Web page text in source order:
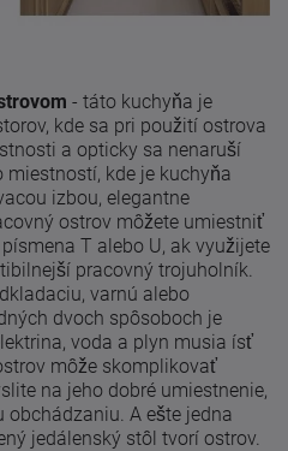
- táto kuchyňa je
kde sa pri použití ostrova
a opticky sa nenaruší
miestností, kde je kuchyňa
izbou, elegantne
ostrov môžete umiestniť
T alebo U, ak využijete
pracovný trojuholník.
varnú alebo
dvoch spôsoboch je
voda a plyn musia ísť
môže skomplikovať
na jeho dobré umiestnenie,
A ešte jedna
jedálenský stôl tvorí ostrov.